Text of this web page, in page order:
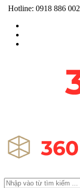
Hotline: 0918 886 002